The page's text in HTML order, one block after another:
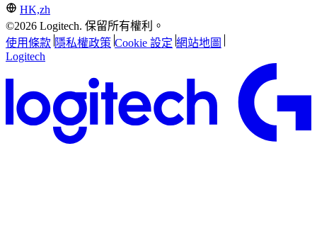
HK,zh
©2026 Logitech. 保留所有權利。
使用條款 隱私權政策 Cookie 設定 網站地圖
Logitech